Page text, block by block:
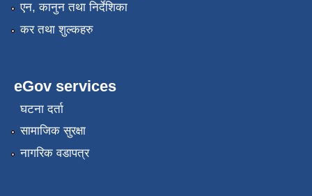
एन, कानुन तथा निर्देशिका
कर तथा शुल्कहरु
eGov services
घटना दर्ता
सामाजिक सुरक्षा
नागरिक वडापत्र